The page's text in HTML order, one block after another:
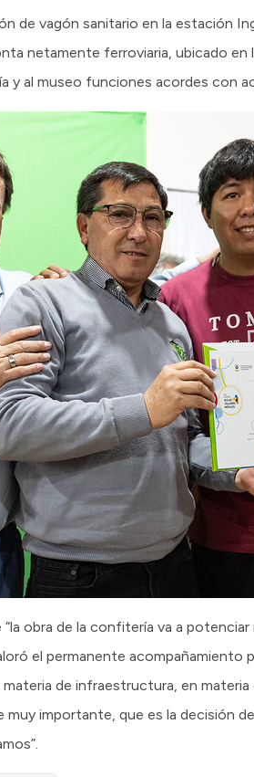
de vagón sanitario en la estación
netamente ferroviaria, ubicado en
y al museo funciones acordes con
obra de la confitería va a
el permanente acompañamiento
de infraestructura, en
importante, que es la decisión